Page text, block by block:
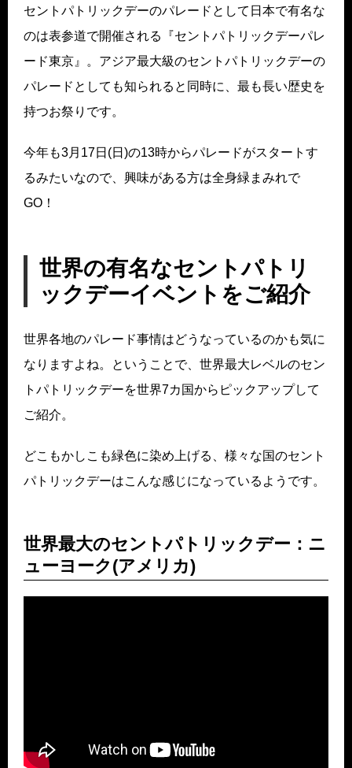
セントパトリックデーのパレードとして日本で有名な
のは表参道で開催される『セントパトリックデーパレ
ード東京』。アジア最大級のセントパトリックデーの
パレードとしても知られると同時に、最も長い歴史を
持つお祭りです。
今年も3月17日(日)の13時からパレードがスタートす
るみたいなので、興味がある方は全身緑まみれで
GO！
世界の有名なセントパトリ
ックデーイベントをご紹介
世界各地のパレード事情はどうなっているのかも気に
なりますよね。ということで、世界最大レベルのセン
トパトリックデーを世界7カ国からピックアップして
ご紹介。
どこもかしこも緑色に染め上げる、様々な国のセント
パトリックデーはこんな感じになっているようです。
世界最大のセントパトリックデー：ニ
ューヨーク(アメリカ)